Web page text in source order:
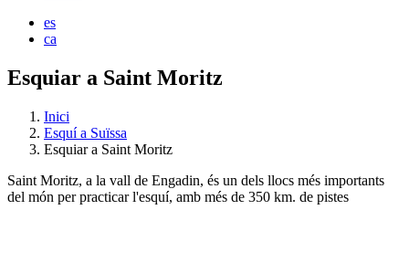
es
ca
Esquiar a Saint Moritz
Inici
Esquí a Suïssa
Esquiar a Saint Moritz
Saint Moritz, a la vall de Engadin, és un dels llocs més importants
del món per practicar l'esquí, amb més de 350 km. de pistes